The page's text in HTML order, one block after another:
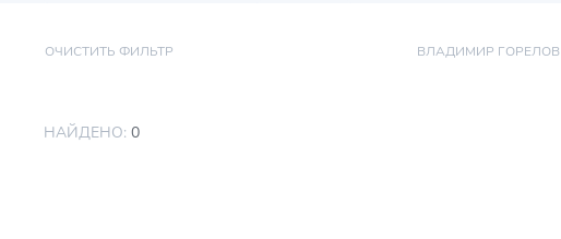
ОЧИСТИТЬ ФИЛЬТР ВЛАДИМИР ГОРЕЛОВ
НАЙДЕНО: 0